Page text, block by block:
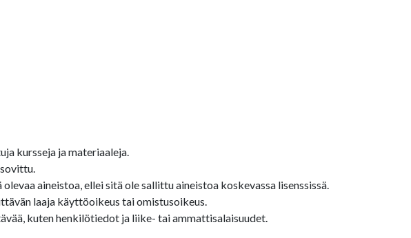
kursseja ja materiaaleja.
aineistoa, ellei sitä ole sallittu aineistoa koskevassa lisenssissä.
laaja käyttöoikeus tai omistusoikeus.
kuten henkilötiedot ja liike- tai ammattisalaisuudet.